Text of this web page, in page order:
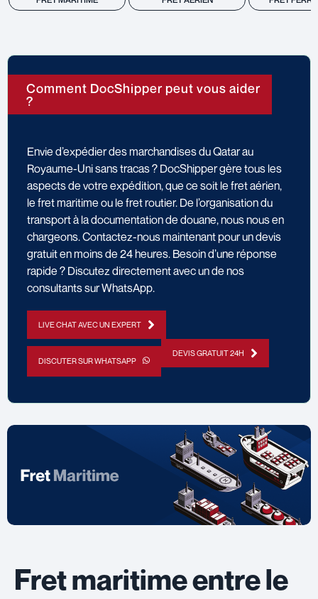
Comment DocShipper peut vous aider
?
Envie d’expédier des marchandises du Qatar au
Royaume-Uni sans tracas ? DocShipper gère tous les
aspects de votre expédition, que ce soit le fret aérien,
le fret maritime ou le fret routier. De l’organisation du
transport à la documentation de douane, nous nous en
chargeons. Contactez-nous maintenant pour un devis
gratuit en moins de 24 heures. Besoin d’une réponse
rapide ? Discutez directement avec un de nos
consultants sur WhatsApp.
LIVE CHAT AVEC UN EXPERT
DISCUTER SUR WHATSAPP
DEVIS GRATUIT 24H
Fret maritime entre le